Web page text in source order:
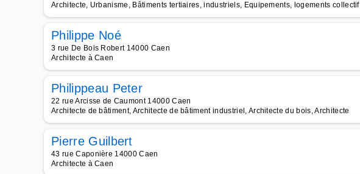
Architecte, Urbanisme, Bâtiments tertiaires, industriels, Equipements, logements collectif
Philippe Noé
3 rue De Bois Robert 14000 Caen
Architecte à Caen
Philippeau Peter
22 rue Arcisse de Caumont 14000 Caen
Architecte de bâtiment, Architecte de bâtiment industriel, Architecte du bois, Architecte
Pierre Guilbert
43 rue Caponière 14000 Caen
Architecte à Caen